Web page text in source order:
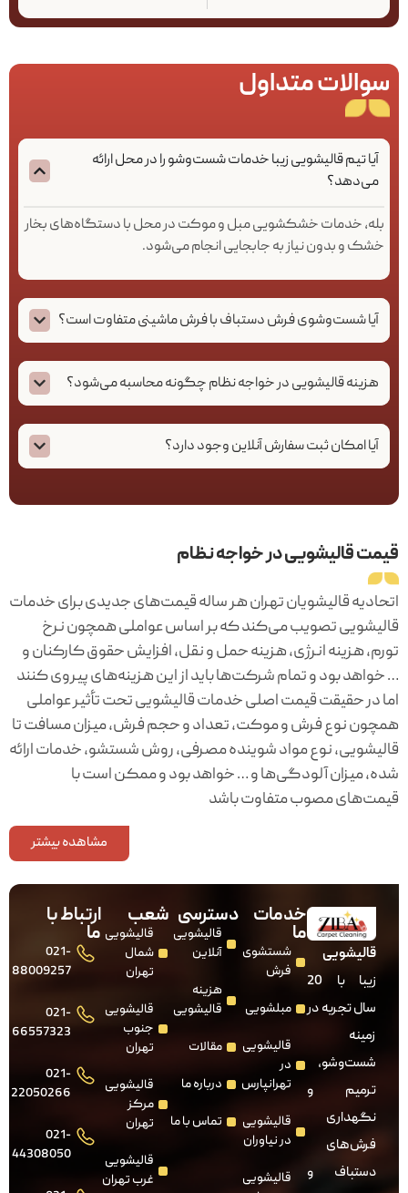
سوالات متداول
آیا تیم قالیشویی زیبا خدمات شست‌وشو را در محل ارائه
می‌دهد؟
بله، خدمات خشکشویی مبل و موکت در محل با دستگاه‌های بخار
خشک و بدون نیاز به جابجایی انجام می‌شود.
آیا شست‌وشوی فرش دستباف با فرش ماشینی متفاوت است؟
هزینه قالیشویی در خواجه نظام چگونه محاسبه می‌شود؟
آیا امکان ثبت سفارش آنلاین وجود دارد؟
قیمت قالیشویی در خواجه نظام
اتحادیه قالیشویان تهران هر ساله قیمت‌های جدیدی برای خدمات
قالیشویی تصویب می‌کند که بر اساس عواملی همچون نرخ
تورم، هزینه انرژی، هزینه حمل و نقل، افزایش حقوق کارکنان و
… خواهد بود و تمام شرکت‌ها باید از این هزینه‌های پیروی کنند
اما در حقیقت قیمت اصلی خدمات قالیشویی تحت تأثیر عواملی
همچون نوع فرش و موکت، تعداد و حجم فرش، میزان مسافت تا
قالیشویی، نوع مواد شوینده مصرفی، روش شستشو، خدمات ارائه
شده، میزان آلودگی‌ها و … خواهد بود و ممکن است با
قیمت‌های مصوب متفاوت باشد
مشاهده بیشتر
قالیشویی
زیبا با 20
سال تجربه در
زمینه
شست‌وشو،
ترمیم و
نگهداری
فرش‌های
دستباف و
خدمات
ما
شستشوی
فرش
مبلشویی
قالیشویی
در
تهرانپارس
قالیشویی
در نیاوران
قالیشویی
دسترسی
قالیشویی
آنلاین
هزینه
قالیشویی
مقالات
درباره ما
تماس با ما
شعب
قالیشویی
شمال
تهران
قالیشویی
جنوب
تهران
قالیشویی
مرکز
تهران
قالیشویی
غرب تهران
ارتباط با
ما
021-
88009257
021-
66557323
021-
22050266
021-
44308050